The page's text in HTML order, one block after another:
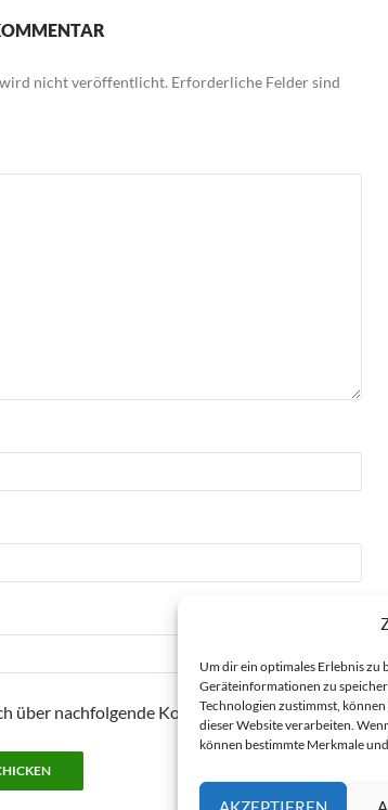
Um dir ein optimales Erlebnis zu
Geräteinformationen zu
Technologien zustimmst,
dieser Website verarbeiten.
können bestimmte Merkmale
nicht veröffentlicht. Erforderliche Felder sind
über nachfolgende Kommentare per E-Mail.